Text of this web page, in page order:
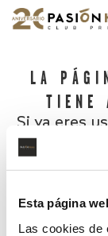
Esta página
Las cookies de
LA
Si ya eres